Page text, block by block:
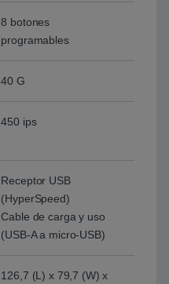
8 botones
programables
40 G
450 ips
Receptor USB
(HyperSpeed)
Cable de carga y uso
(USB-A a micro-USB)
126,7 (L) x 79,7 (W) x